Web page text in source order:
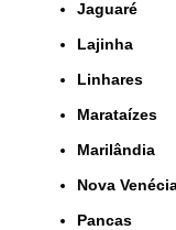
Jaguaré
Lajinha
Linhares
Marataízes
Marilândia
Nova
Pancas